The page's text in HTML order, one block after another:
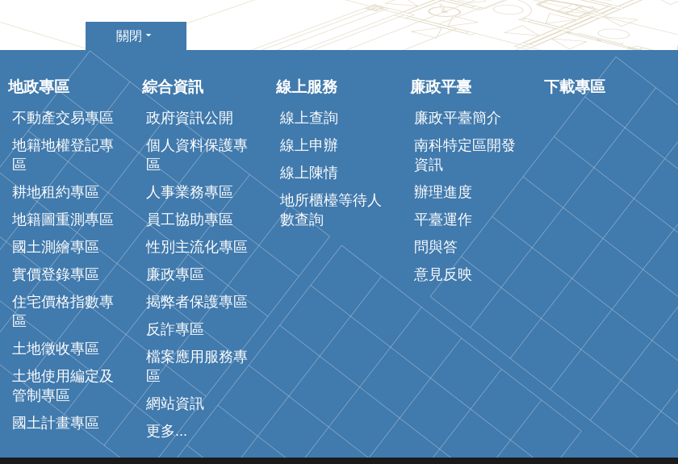
關閉
地政專區
不動產交易專區
地籍地權登記專
區
耕地租約專區
地籍圖重測專區
國土測繪專區
實價登錄專區
住宅價格指數專
區
土地徵收專區
土地使用編定及
管制專區
國土計畫專區
綜合資訊
政府資訊公開
個人資料保護專
區
人事業務專區
員工協助專區
性別主流化專區
廉政專區
揭弊者保護專區
反詐專區
檔案應用服務專
區
網站資訊
更多...
線上服務
線上查詢
線上申辦
線上陳情
地所櫃檯等待人
數查詢
廉政平臺
廉政平臺簡介
南科特定區開發
資訊
辦理進度
平臺運作
問與答
意見反映
下載專區